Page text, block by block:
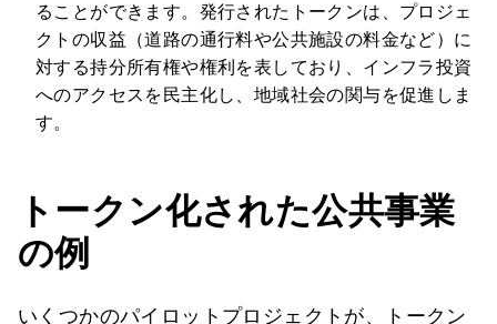
ることができます。発行されたトークンは、プロジェ
クトの収益（道路の通行料や公共施設の料金など）に
対する持分所有権や権利を表しており、インフラ投資
へのアクセスを民主化し、地域社会の関与を促進しま
す。
トークン化された公共事業
の例
いくつかのパイロットプロジェクトが、トークン